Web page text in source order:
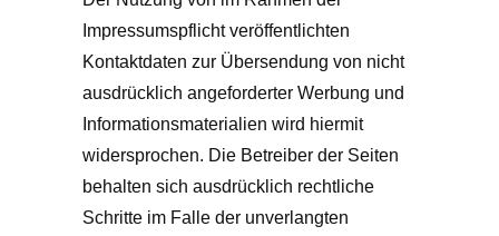
Impressumspflicht veröffentlichten
Kontaktdaten zur Übersendung von nicht
ausdrücklich angeforderter Werbung und
Informationsmaterialien wird hiermit
widersprochen. Die Betreiber der Seiten
behalten sich ausdrücklich rechtliche
Schritte im Falle der unverlangten